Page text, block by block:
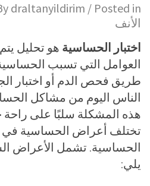
draltanyildirim / Posted in
الأنف
اختبار الحساسية هو تحليل
العوامل التي تسبب
طريق فحص الدم أو اختبار
الناس اليوم من مشاكل
هذه المشكلة سلبًا على راحة
تختلف أعراض الحساسية
الحساسية. تشمل الأعراض
يلي: